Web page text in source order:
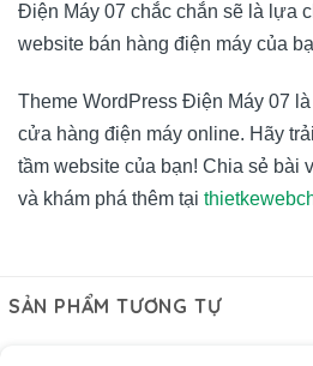
Điện Máy 07 chắc chắn sẽ là lựa
website bán hàng điện máy của
Theme WordPress Điện Máy 07
cửa hàng điện máy online. Hãy
tầm website của bạn! Chia sẻ bài
và khám phá thêm tại
SẢN PHẨM TƯƠNG TỰ